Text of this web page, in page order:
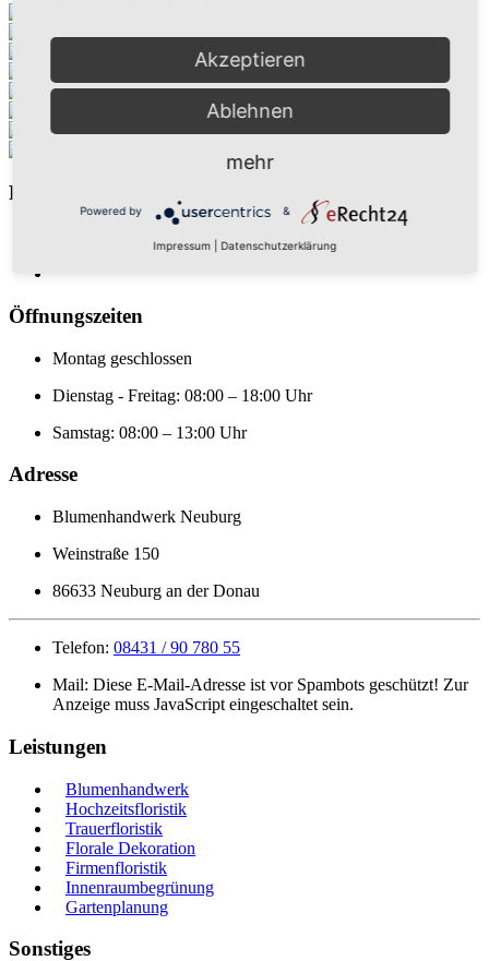
Folge uns
Öffnungszeiten
Montag geschlossen
Dienstag - Freitag: 08:00 – 18:00 Uhr
Samstag: 08:00 – 13:00 Uhr
Adresse
Blumenhandwerk Neuburg
Weinstraße 150
86633 Neuburg an der Donau
Telefon: 08431 / 90 780 55
Mail: Diese E-Mail-Adresse ist vor Spambots geschützt! Zur
Anzeige muss JavaScript eingeschaltet sein.
Leistungen
Blumenhandwerk
Hochzeitsfloristik
Trauerfloristik
Florale Dekoration
Firmenfloristik
Innenraumbegrünung
Gartenplanung
Sonstiges
Akzeptieren
Ablehnen
mehr
Powered by &
Impressum Datenschutzerklärung